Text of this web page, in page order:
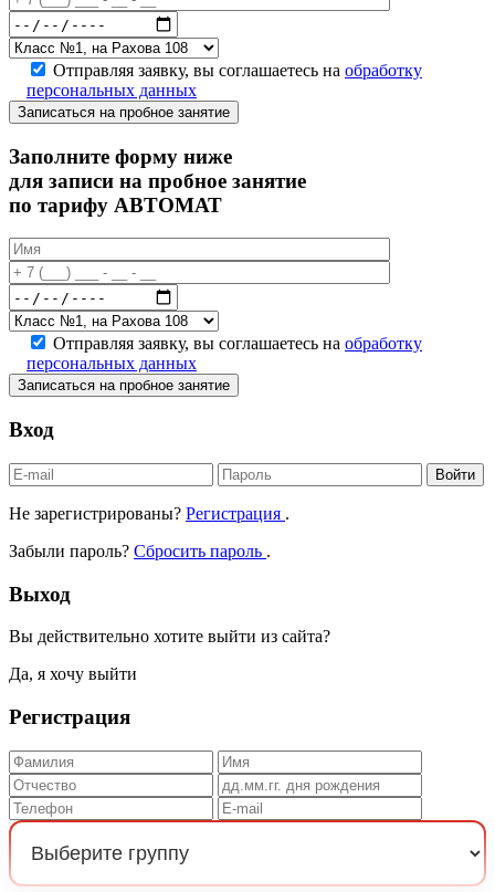
Отправляя заявку, вы соглашаетесь на обработку
персональных данных
Записаться на пробное занятие
Заполните форму ниже
для записи на пробное занятие
по тарифу АВТОМАТ
Отправляя заявку, вы соглашаетесь на обработку
персональных данных
Записаться на пробное занятие
Вход
Войти
Не зарегистрированы? Регистрация .
Забыли пароль? Сбросить пароль .
Выход
Вы действительно хотите выйти из сайта?
Да, я хочу выйти
Регистрация